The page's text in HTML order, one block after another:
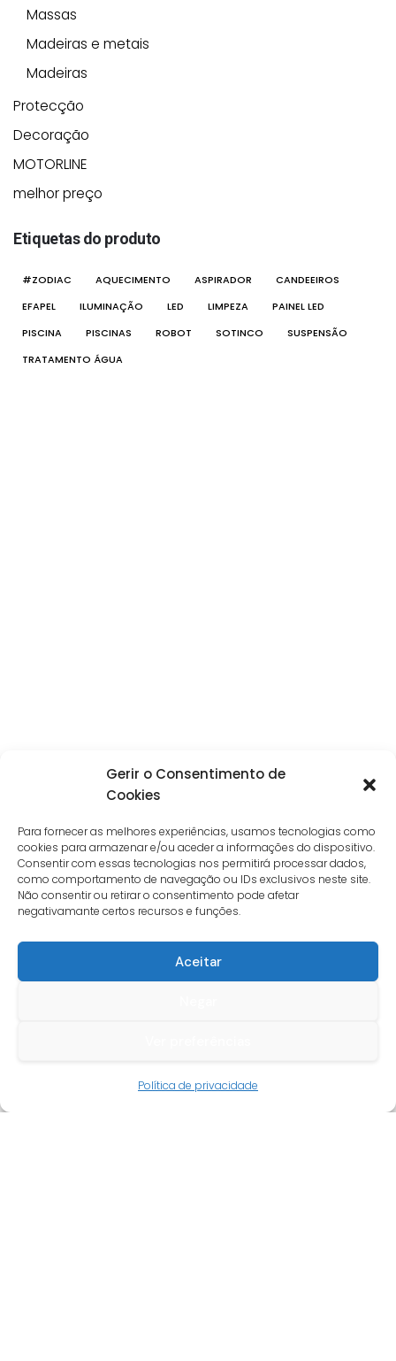
Gerir o Consentimento de
Cookies
Para fornecer as melhores experiências, usamos tecnologias como
cookies para armazenar e/ou aceder a informações do dispositivo.
Consentir com essas tecnologias nos permitirá processar dados,
como comportamento de navegação ou IDs exclusivos neste site.
Não consentir ou retirar o consentimento pode afetar
negativamante certos recursos e funções.
Aceitar
Política de privacidade
Massas
Madeiras e metais
Madeiras
Protecção
Decoração
MOTORLINE
melhor preço
Etiquetas do produto
#ZODIAC AQUECIMENTO ASPIRADOR
CANDEEIROS
EFAPEL
ILUMINAÇÃO LED LIMPEZA
PAINEL LED
PISCINA
PISCINAS ROBOT SOTINCO
SUSPENSÃO
TRATAMENTO ÁGUA